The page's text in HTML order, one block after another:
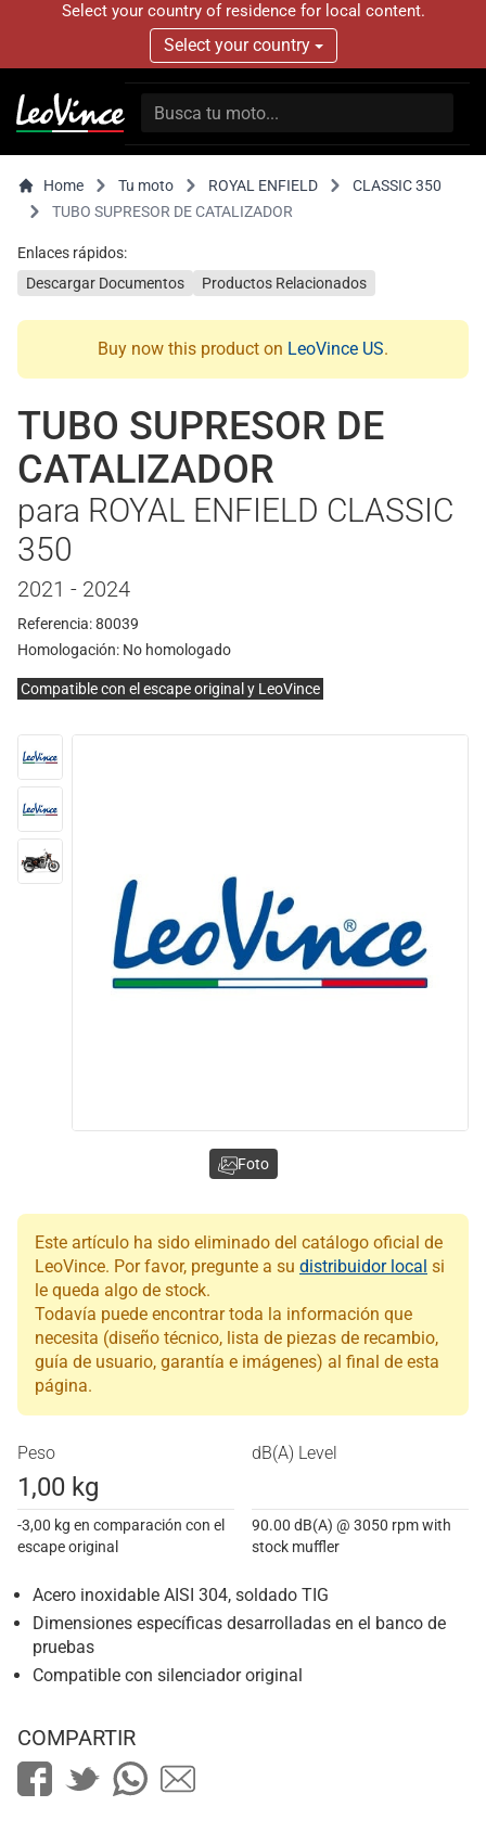
Select your country of residence for local content.
Select your country
Home Tu moto ROYAL ENFIELD
CLASSIC 350
TUBO SUPRESOR DE CATALIZADOR
Enlaces rápidos:
Descargar Documentos
Productos Relacionados
Buy now this product on LeoVince US.
TUBO SUPRESOR DE
CATALIZADOR
para ROYAL ENFIELD CLASSIC
350
2021 - 2024
Referencia: 80039
Homologación: No homologado
Compatible con el escape original y LeoVince
Este artículo ha sido eliminado del catálogo oficial de
LeoVince. Por favor, pregunte a su distribuidor local si
le queda algo de stock.
Todavía puede encontrar toda la información que
necesita (diseño técnico, lista de piezas de recambio,
guía de usuario, garantía e imágenes) al final de esta
página.
Peso
1,00 kg
-3,00 kg en comparación con el
escape original
dB(A) Level
90.00 dB(A) @ 3050 rpm with
stock muffler
Acero inoxidable AISI 304, soldado TIG
Dimensiones específicas desarrolladas en el banco de
pruebas
Compatible con silenciador original
Foto
COMPARTIR